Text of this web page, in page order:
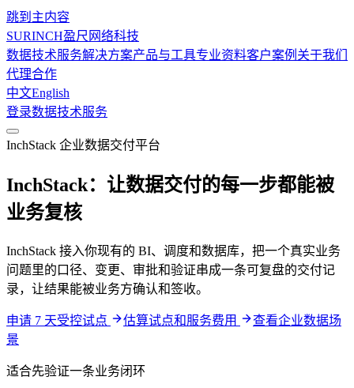
跳到主内容
SURINCH盈尺网络科技
数据技术服务解决方案产品与工具专业资料客户案例 关于我们
代理合作
中文English
登录数据技术服务
InchStack 企业数据交付平台
InchStack：让数据交付的每一步都能被
业务复核
InchStack 接入你现有的 BI、调度和数据库，把一个真实业务
问题里的口径、变更、审批和验证串成一条可复盘的交付记
录，让结果能被业务方确认和签收。
申请 7 天受控试点 估算试点和服务费用
查看企业数据场
景
适合先验证一条业务闭环